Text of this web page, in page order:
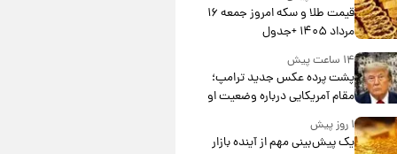
قیمت طلا و سکه امروز جمعه ۱۶
مرداد ۱۴۰۵ +جدول
۱۴ ساعت پیش
پشت پرده عکس جدید ترامپ؛
مقام آمریکایی درباره وضعیت او
چه گفت؟
۱ روز پیش
یک پیش‌بینی مهم از آینده بازار